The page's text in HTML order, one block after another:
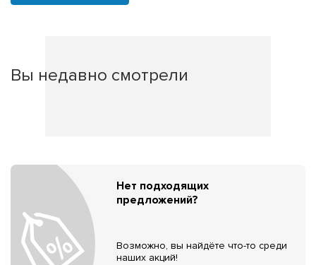
Вы недавно смотрели
Нет подходящих
предложений?
Возможно, вы найдёте что-то среди
наших акций!